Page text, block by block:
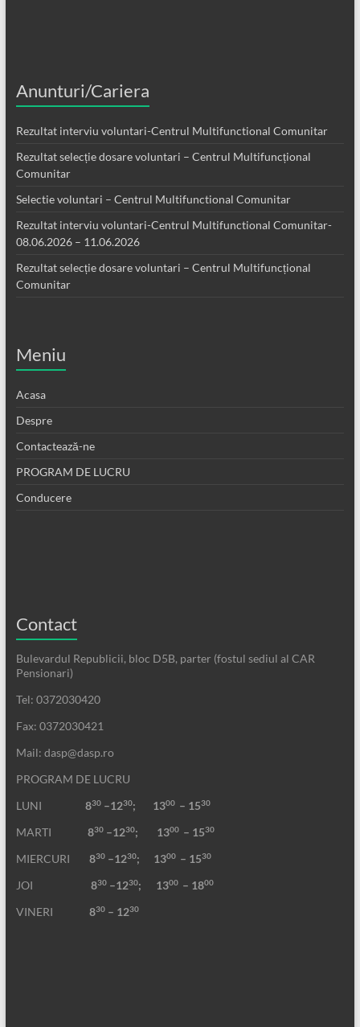
Anunturi/Cariera
Rezultat interviu voluntari-Centrul Multifunctional Comunitar
Rezultat selecție dosare voluntari – Centrul Multifuncțional
Comunitar
Selectie voluntari – Centrul Multifunctional Comunitar
Rezultat interviu voluntari-Centrul Multifunctional Comunitar-
08.06.2026 – 11.06.2026
Rezultat selecție dosare voluntari – Centrul Multifuncțional
Comunitar
Meniu
Acasa
Despre
Contactează-ne
PROGRAM DE LUCRU
Conducere
Contact
Bulevardul Republicii, bloc D5B, parter (fostul sediul al CAR
Pensionari)
Tel: 0372030420
Fax: 0372030421
Mail: dasp@dasp.ro
PROGRAM DE LUCRU
LUNI
830–1230; 1300 – 1530
MARTI 830–1230; 1300 – 1530
MIERCURI 830–1230; 1300 – 1530
JOI 830–1230; 1300 – 1800
VINERI 830– 1230